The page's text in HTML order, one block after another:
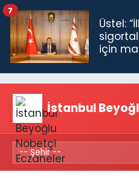
Üstel:
için
7
İstanbul